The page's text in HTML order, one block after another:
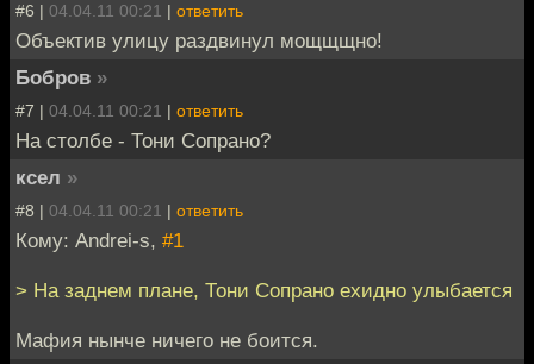
#6 | 04.04.11 00:21 | ответить
Объектив улицу раздвинул мощщщно!
Бобров »
#7 | 04.04.11 00:21 | ответить
На столбе - Тони Сопрано?
ксел »
#8 | 04.04.11 00:21 | ответить
Кому: Andrei-s, #1
> На заднем плане, Тони Сопрано ехидно улыбается
Мафия нынче ничего не боится.